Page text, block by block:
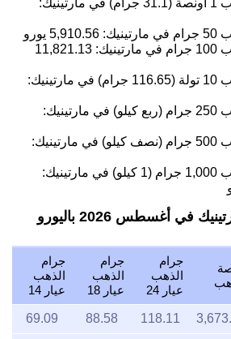
5,910.56 يورو
11,821.13
في أغسطس 2026 باليورو
جرام
الذهب
عيار 24
جرام
الذهب
عيار 18
جرام
الذهب
عيار 14
118.11
88.58
69.09